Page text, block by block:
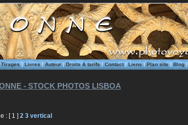
Tirages|Livres|Auteur|Droits & tarifs|Contact|Liens|Plan site|Blog|
- STOCK PHOTOS LISBOA
: [ 1 ] 2 3 vertical